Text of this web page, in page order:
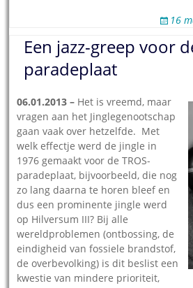
16
Een jazz-greep voor
paradeplaat
06.01.2013 – Het is vreemd, maar
vragen aan het Jinglegenootschap
gaan vaak over hetzelfde. Met
welk effectje werd de jingle in
1976 gemaakt voor de TROS-
paradeplaat, bijvoorbeeld, die nog
zo lang daarna te horen bleef en
dus een prominente jingle werd
op Hilversum III? Bij alle
wereldproblemen (ontbossing, de
eindigheid van fossiele brandstof,
de overbevolking) is dit beslist een
kwestie van mindere prioriteit,